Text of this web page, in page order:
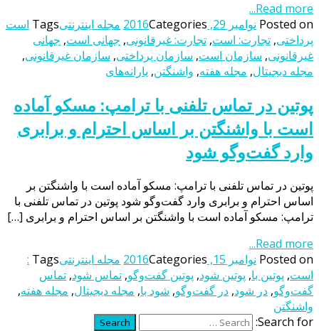
Read more...
Posted on نوامبر 29, 2016 Categories مجله اینترنتیTags است
پرداختی, تجارت: است, تجارت: غیرقانونی, جهانی است, جهانی
غیرقانونی, سازمان است, سازمان پرداختی, سازمان غیرقانونی,
مجله دیجیتال, مجله هفته, واشنگتن, یارانه‌های
پوتین در تماس تلفنی با ترامپ: مسکو آماده
است با واشنگتن بر اساس احترام و برابری
وارد گفت‌وگو شود
پوتین در تماس تلفنی با ترامپ: مسکو آماده است با واشنگتن بر
اساس احترام و برابری وارد گفت‌وگو شود پوتین در تماس تلفنی با
ترامپ: مسکو آماده است با واشنگتن بر اساس احترام و برابری […]
Read more...
Posted on نوامبر 15, 2016 Categories مجله اینترنتیTags
:
است, پوتین با, پوتین شود, پوتین گفت‌وگو, تماس شود, تماس
گفت‌وگو, در شود, در گفت‌وگو, شود با, مجله دیجیتال, مجله هفته,
واشنگتن
Search for:
Search